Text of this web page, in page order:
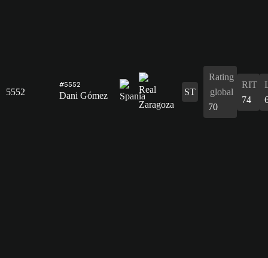
5552
#5552
Dani Gómez ST
Rating
global
70
RIT
74